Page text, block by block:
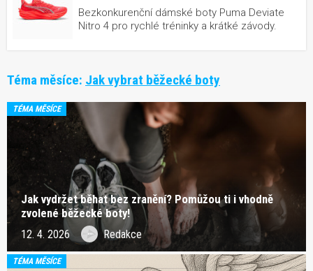
Bezkonkurenční dámské boty Puma Deviate
Nitro 4 pro rychlé tréninky a krátké závody.
Téma měsíce: Jak vybrat běžecké boty
TÉMA MĚSÍCE
Jak vydržet běhat bez zranění? Pomůžou ti i vhodně
zvolené běžecké boty!
12. 4. 2026 Redakce
TÉMA MĚSÍCE